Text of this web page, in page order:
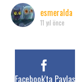
esmeralda
11 yıl önce
Facebook'ta Paylaş